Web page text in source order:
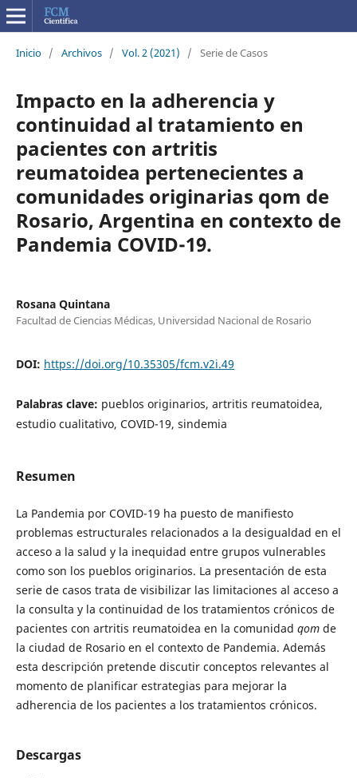
Inicio / Archivos / Vol. 2 (2021) / Serie de Casos
Impacto en la adherencia y
continuidad al tratamiento en
pacientes con artritis
reumatoidea pertenecientes a
comunidades originarias qom de
Rosario, Argentina en contexto de
Pandemia COVID-19.
Rosana Quintana
Facultad de Ciencias Médicas, Universidad Nacional de Rosario
DOI: https://doi.org/10.35305/fcm.v2i.49
Palabras clave: pueblos originarios, artritis reumatoidea,
estudio cualitativo, COVID-19, sindemia
Resumen
La Pandemia por COVID-19 ha puesto de manifiesto
problemas estructurales relacionados a la desigualdad en el
acceso a la salud y la inequidad entre grupos vulnerables
como son los pueblos originarios. La presentación de esta
serie de casos trata de visibilizar las limitaciones al acceso a
la consulta y la continuidad de los tratamientos crónicos de
pacientes con artritis reumatoidea en la comunidad qomde
la ciudad de Rosario en el contexto de Pandemia. Además
esta descripción pretende discutir conceptos relevantes al
momento de planificar estrategias para mejorar la
adherencia de los pacientes a los tratamientos crónicos.
Descargas